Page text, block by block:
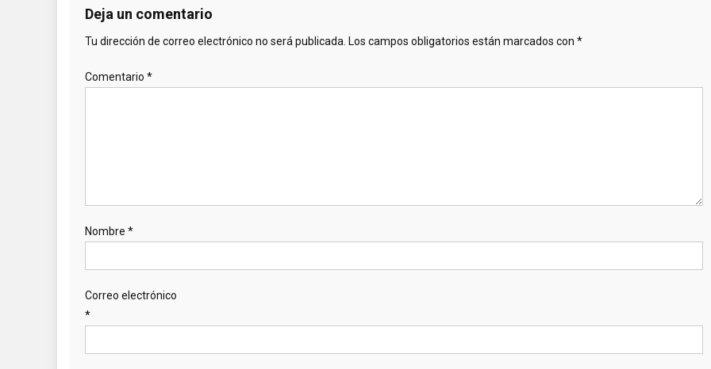
Deja un comentario
Tu dirección de correo electrónico no será publicada. Los campos obligatorios están marcados con *
Comentario *
Nombre *
Correo electrónico
*